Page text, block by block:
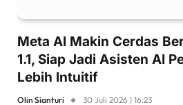
Meta AI Makin Cerdas
1.1, Siap Jadi Asisten AI
Lebih Intuitif
Olin Sianturi 30 Juli 2026 | 16:23